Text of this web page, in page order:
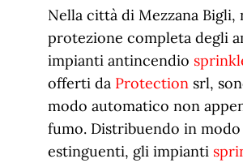
Nella città di Mezzana
protezione completa degli
impianti antincendio
offerti da Protection srl,
modo automatico non
fumo. Distribuendo in
estinguenti, gli impianti